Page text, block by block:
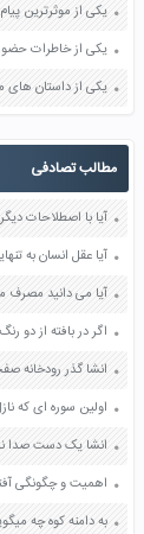
یکی از خاطرات حضور خود در
یکی از داستان های مربوط به
مطالب تصادفی
انشا گذر رودخانه صفحه 21 کتاب
اولین سوره ای که نازل شد صفحه 71
انشا یک دست صدا ندارد
به دامنه کوه چه